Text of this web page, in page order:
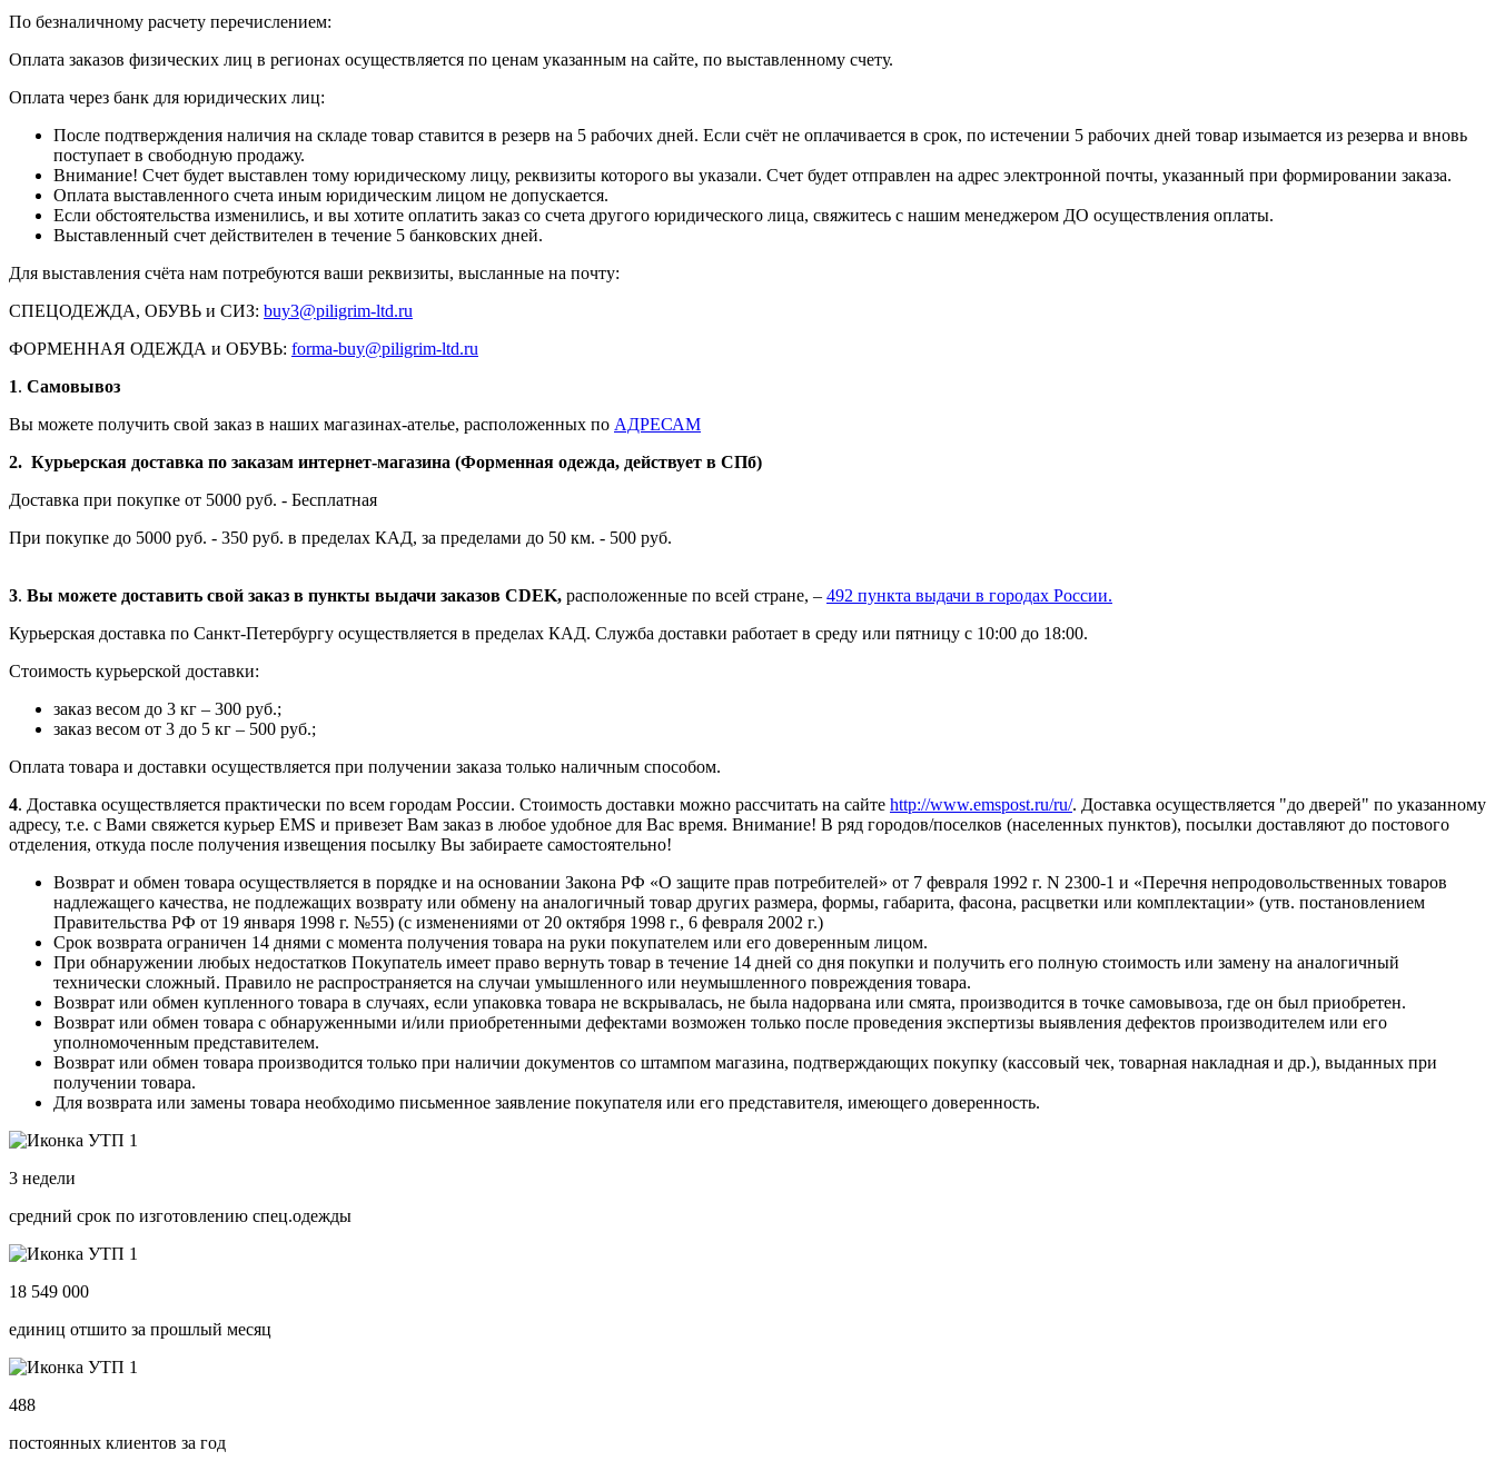
По безналичному расчету перечислением:
Оплата заказов физических лиц в регионах осуществляется по ценам указанным на сайте, по выставленному счету.
Оплата через банк для юридических лиц:
После подтверждения наличия на складе товар ставится в резерв на 5 рабочих дней. Если счёт не оплачивается в срок, по истечении 5 рабочих дней товар изымается из резерва и вновь
поступает в свободную продажу.
Внимание! Счет будет выставлен тому юридическому лицу, реквизиты которого вы указали. Счет будет отправлен на адрес электронной почты, указанный при формировании заказа.
Оплата выставленного счета иным юридическим лицом не допускается.
Если обстоятельства изменились, и вы хотите оплатить заказ со счета другого юридического лица, свяжитесь с нашим менеджером ДО осуществления оплаты.
Выставленный счет действителен в течение 5 банковских дней.
Для выставления счёта нам потребуются ваши реквизиты, высланные на почту:
СПЕЦОДЕЖДА, ОБУВЬ и СИЗ: buy3@piligrim-ltd.ru
ФОРМЕННАЯ ОДЕЖДА и ОБУВЬ: forma-buy@piligrim-ltd.ru
1. Самовывоз
Вы можете получить свой заказ в наших магазинах-ателье, расположенных по АДРЕСАМ
2. Курьерская доставка по заказам интернет-магазина (Форменная одежда, действует в СПб)
Доставка при покупке от 5000 руб. - Бесплатная
При покупке до 5000 руб. - 350 руб. в пределах КАД, за пределами до 50 км. - 500 руб.
3. Вы можете доставить свой заказ в пункты выдачи заказов CDEK, расположенные по всей стране, – 492 пункта выдачи в городах России.
Курьерская доставка по Санкт-Петербургу осуществляется в пределах КАД. Служба доставки работает в среду или пятницу с 10:00 до 18:00.
Стоимость курьерской доставки:
заказ весом до 3 кг – 300 руб.;
заказ весом от 3 до 5 кг – 500 руб.;
Оплата товара и доставки осуществляется при получении заказа только наличным способом.
4. Доставка осуществляется практически по всем городам России. Стоимость доставки можно рассчитать на сайте http://www.emspost.ru/ru/. Доставка осуществляется "до дверей" по указанному
адресу, т.е. с Вами свяжется курьер ЕМS и привезет Вам заказ в любое удобное для Вас время. Внимание! В ряд городов/поселков (населенных пунктов), посылки доставляют до постового
отделения, откуда после получения извещения посылку Вы забираете самостоятельно!
Возврат и обмен товара осуществляется в порядке и на основании Закона РФ «О защите прав потребителей» от 7 февраля 1992 г. N 2300-1 и «Перечня непродовольственных товаров
надлежащего качества, не подлежащих возврату или обмену на аналогичный товар других размера, формы, габарита, фасона, расцветки или комплектации» (утв. постановлением
Правительства РФ от 19 января 1998 г. №55) (с изменениями от 20 октября 1998 г., 6 февраля 2002 г.)
Срок возврата ограничен 14 днями с момента получения товара на руки покупателем или его доверенным лицом.
При обнаружении любых недостатков Покупатель имеет право вернуть товар в течение 14 дней со дня покупки и получить его полную стоимость или замену на аналогичный
технически сложный. Правило не распространяется на случаи умышленного или неумышленного повреждения товара.
Возврат или обмен купленного товара в случаях, если упаковка товара не вскрывалась, не была надорвана или смята, производится в точке самовывоза, где он был приобретен.
Возврат или обмен товара с обнаруженными и/или приобретенными дефектами возможен только после проведения экспертизы выявления дефектов производителем или его
уполномоченным представителем.
Возврат или обмен товара производится только при наличии документов со штампом магазина, подтверждающих покупку (кассовый чек, товарная накладная и др.), выданных при
получении товара.
Для возврата или замены товара необходимо письменное заявление покупателя или его представителя, имеющего доверенность.
3 недели
средний срок по изготовлению спец.одежды
18 549 000
единиц отшито за прошлый месяц
488
постоянных клиентов за год